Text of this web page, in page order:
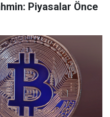
Piyasalar Önce